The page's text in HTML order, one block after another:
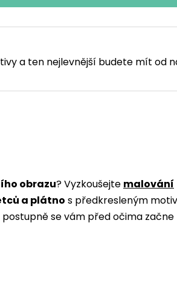
a ten nejlevnější budete mít od
obrazu? Vyzkoušejte malování
a plátno s předkresleným
se vám před očima začne